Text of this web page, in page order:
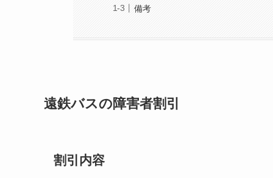
備考
遠鉄バスの障害者割引
割引内容